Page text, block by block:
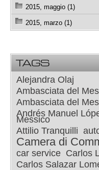
2015, maggio (1)
2015, marzo (1)
TAGS
Alejandra Olaj
Ambasciata del
Ambasciata del
Andrés Manuel
Messico
Attilio Tranquilli
Camera di
car service Carlos
Carlos Salazar